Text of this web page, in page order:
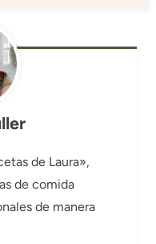
de Laura»,
de comida
de manera